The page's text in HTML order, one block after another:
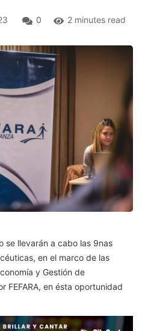
0 2 minutes read
se llevarán a cabo las 9nas
en el marco de las
y Gestión de
FEFARA, en ésta oportunidad